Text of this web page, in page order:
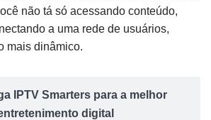
não tá só acessando conteúdo,
a uma rede de usuários,
mais dinâmico.
IPTV Smarters para a melhor
digital